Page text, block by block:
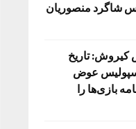
شاگرد منصوریان
تاریخ
عوض
بازی‌ها را